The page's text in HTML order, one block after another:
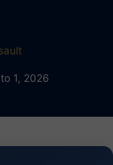
1, 2026